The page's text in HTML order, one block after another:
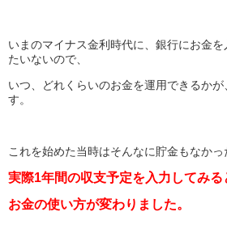
いまのマイナス金利時代に、銀行にお金
たいないので、
いつ、どれくらいのお金を運用できるか
す。
これを始めた当時はそんなに貯金もなかっ
実際1年間の収支予定を入力してみる
お金の使い方が変わりました。